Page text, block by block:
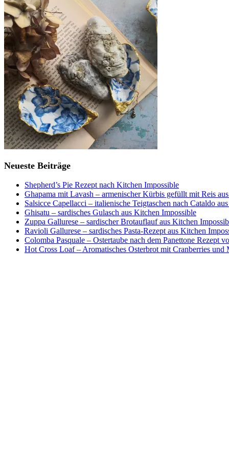
Neueste Beiträge
Shepherd’s Pie Rezept nach Kitchen Impossible
Ghapama mit Lavash – armenischer Kürbis gefüllt mit Reis
Salsicce Capellacci – italienische Teigtaschen nach Cataldo
Ghisatu – sardisches Gulasch aus Kitchen Impossible
Zuppa Gallurese – sardischer Brotauflauf aus Kitchen
Ravioli Gallurese – sardisches Pasta-Rezept aus Kitchen
Colomba Pasquale – Ostertaube nach dem Panettone Rezept
Hot Cross Loaf – Aromatisches Osterbrot mit Cranberries und